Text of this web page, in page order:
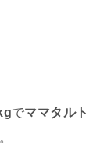
でママタルト